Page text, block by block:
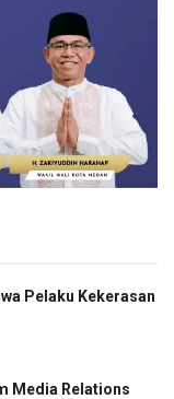
Pelaku Kekerasan
Media Relations